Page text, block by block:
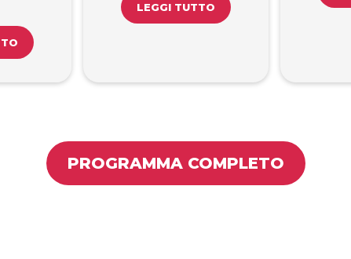
LEGGI TUTTO
PROGRAMMA COMPLETO